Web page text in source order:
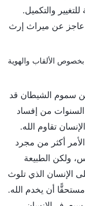
والتكميل.
عن ميراث إرث
من سموم الشيطان قد
من إفساد
تقاوم الله.
أكثر من مجرد
ولكن الطبيعة
الإنسان الذي تلوث
أن يخدم الله.